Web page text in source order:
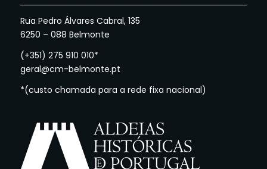
Rua Pedro Álvares Cabral, 135
6250 – 088 Belmonte
(+351) 275 910 010*
geral@cm-belmonte.pt
*(custo chamada para a rede fixa nacional)